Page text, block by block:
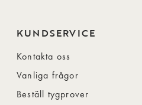
KUNDSERVICE
Kontakta oss
Vanliga frågor
Beställ tygprover